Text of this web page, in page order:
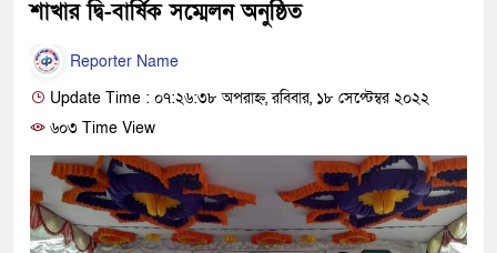
শাখার দ্বি-বার্ষিক সম্মেলন অনুষ্ঠিত
Reporter Name
Update Time : ০৭:২৬:৩৮ অপরাহ্ন, রবিবার, ১৮ সেপ্টেম্বর ২০২২
৬০৩ Time View